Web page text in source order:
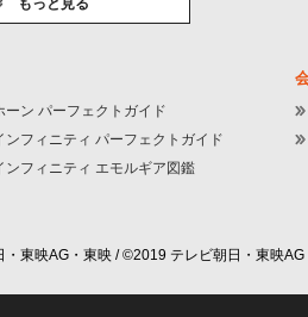
もっと見る
ン パーフェクトガイド
ンフィニティ パーフェクトガイド
ンフィニティ エモルギア図鑑
東映AG・東映 / ©2019 テレビ朝日・東映